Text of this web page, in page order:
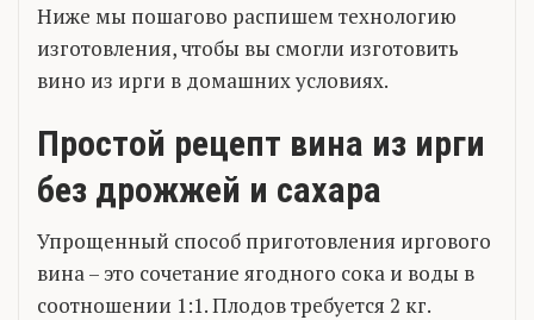
Ниже мы пошагово распишем технологию
изготовления, чтобы вы смогли изготовить
вино из ирги в домашних условиях.
Простой рецепт вина из ирги
без дрожжей и сахара
Упрощенный способ приготовления иргового
вина – это сочетание ягодного сока и воды в
соотношении 1:1. Плодов требуется 2 кг.